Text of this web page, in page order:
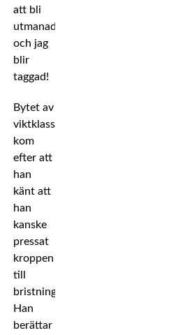
att bli
utmanad
och jag
blir
taggad!
Bytet av
viktklass
kom
efter att
han
känt att
han
kanske
pressat
kroppen
till
bristningsgränsen.
Han
berättar